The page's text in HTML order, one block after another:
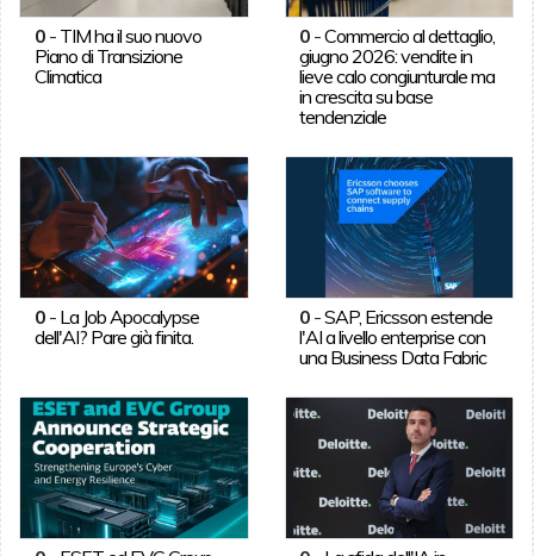
0- TIM ha il suo nuovo
Piano di Transizione
Climatica
0 -Commercio al dettaglio,
giugno 2026: vendite in
lieve calo congiunturale ma
in crescita su base
tendenziale
0- La Job Apocalypse
dell'AI? Pare già finita.
0 -SAP, Ericsson estende
l'AI a livello enterprise con
una Business Data Fabric